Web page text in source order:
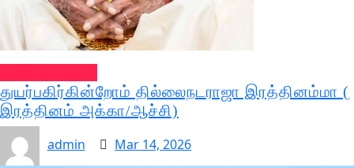
துயர்பகிர்கின்றோம் தில்லைநடராஜா இரத்தினம்மா (
இரத்தினம் அக்கா/ஆச்சி)
admin
Mar 14, 2026